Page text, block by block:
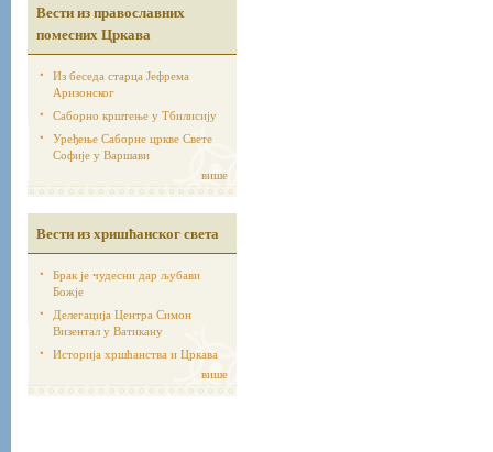
Вести из православних
помесних Цркава
Из беседа старца Јефрема
Аризонског
Саборно крштење у Тбилисију
Уређење Саборне цркве Свете
Софије у Варшави
више
Вести из хришћанског света
Брак је чудесни дар љубави
Божје
Делегација Центра Симон
Визентал у Ватикану
Историја хршћанства и Цркава
више